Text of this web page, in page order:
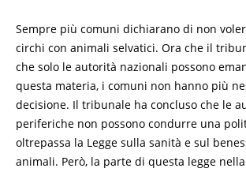
Sempre più comuni dichiarano di non
circhi con animali selvatici. Ora che il
che solo le autorità nazionali possono
questa materia, i comuni non hanno più
decisione. Il tribunale ha concluso che le
periferiche non possono condurre una
oltrepassa la Legge sulla sanità e sul
animali. Però, la parte di questa legge nella